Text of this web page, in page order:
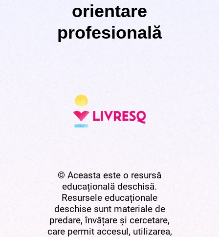
orientare
profesională
© Aceasta este o resursă
educațională deschisă.
Resursele educaționale
deschise sunt materiale de
predare, învățare și cercetare,
care permit accesul, utilizarea,